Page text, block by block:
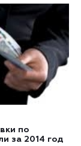
по
за 2014 год